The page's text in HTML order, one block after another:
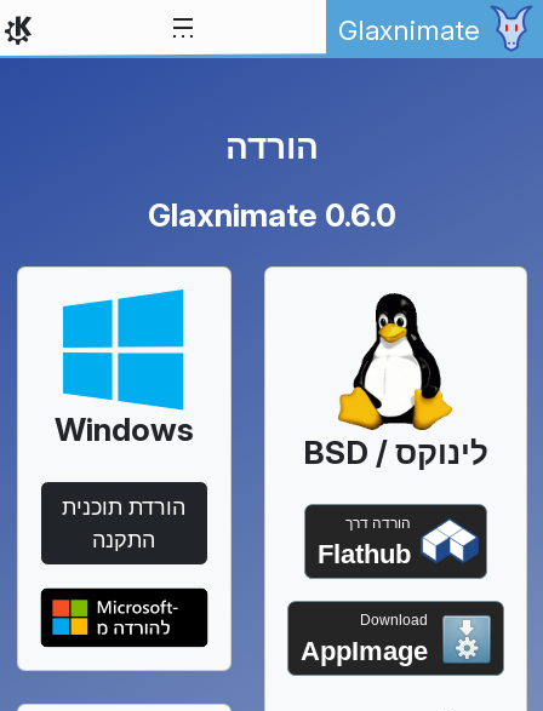
דילוג לתוכןGlaxnimate
הורדה
Glaxnimate 0.6.0
לינוקס / BSD
הורדה דרך
Flathub
Download
AppImage
Windows
הורדת תוכנית
התקנה